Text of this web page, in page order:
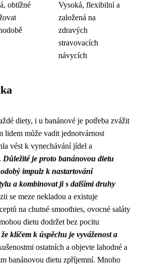
obtížné
Vysoká, flexibilní a
založená na
zdravých
stravovacích
návycích
diety, i u banánové je potřeba zvážit
lidem může vadit jednotvárnost
vést k vynechávání jídel a
Důležité je proto banánovou dietu
impulz k nastartování
a kombinovat ji s dalšími druhy
se meze nekladou a existuje
na chutné smoothies, ovocné saláty
dietu dodržet bez pocitu
klíčem k úspěchu je vyváženost a
ostatních a objevte lahodné a
banánovou dietu zpříjemní. Mnoho